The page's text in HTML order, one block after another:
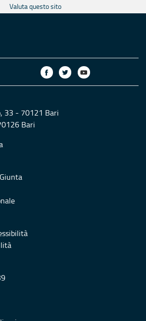
Valuta questo sito
33 - 70121 Bari
Bari